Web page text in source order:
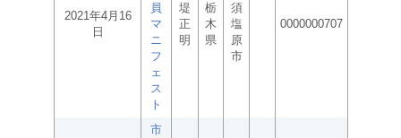
2021年4月16
日
員
マ
ニ
フ
ェ
ス
ト
堤
正
明
栃
木
県
須
塩
原
市
0000000707
市